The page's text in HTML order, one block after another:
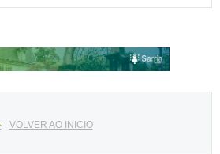
VOLVER AO INICIO